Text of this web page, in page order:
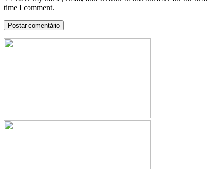
time I comment.